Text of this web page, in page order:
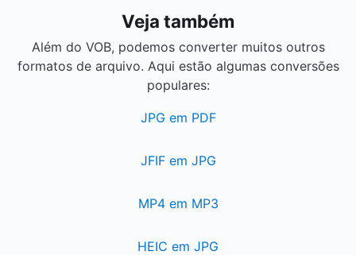
Veja também
Além do VOB, podemos converter muitos outros
formatos de arquivo. Aqui estão algumas conversões
populares:
JPG em PDF
JFIF em JPG
MP4 em MP3
HEIC em JPG